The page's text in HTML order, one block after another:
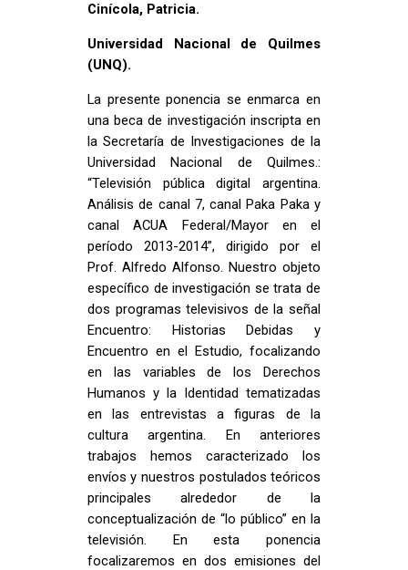
Cinícola, Patricia.
Universidad Nacional de Quilmes
(UNQ).
La presente ponencia se enmarca en
una beca de investigación inscripta en
la Secretaría de Investigaciones de la
Universidad Nacional de Quilmes.:
“Televisión pública digital argentina.
Análisis de canal 7, canal Paka Paka y
canal ACUA Federal/Mayor en el
período 2013-2014”, dirigido por el
Prof. Alfredo Alfonso. Nuestro objeto
específico de investigación se trata de
dos programas televisivos de la señal
Encuentro: Historias Debidas y
Encuentro en el Estudio, focalizando
en las variables de los Derechos
Humanos y la Identidad tematizadas
en las entrevistas a figuras de la
cultura argentina. En anteriores
trabajos hemos caracterizado los
envíos y nuestros postulados teóricos
principales alrededor de la
conceptualización de “lo público” en la
televisión. En esta ponencia
focalizaremos en dos emisiones del